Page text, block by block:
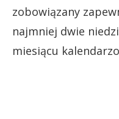
zobowiązany
najmniej dwie
miesiącu